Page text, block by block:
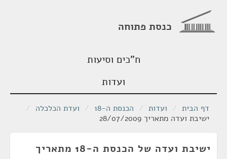
כנסת פתוחה
ח"כים וסיעות
ועדות
דף הבית / ועדות / הכנסת ה-18 / ועדת הכלכלה /
ישיבת ועדה מתאריך 28/07/2009
ישיבת ועדה של הכנסת ה-18 מתאריך